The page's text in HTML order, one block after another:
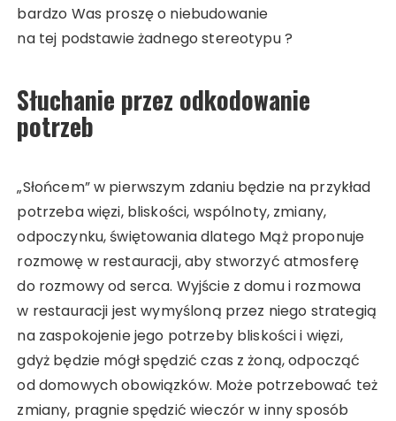
bardzo Was proszę o niebudowanie
na tej podstawie żadnego stereotypu ?
Słuchanie przez odkodowanie
potrzeb
„Słońcem” w pierwszym zdaniu będzie na przykład
potrzeba więzi, bliskości, wspólnoty, zmiany,
odpoczynku, świętowania dlatego Mąż proponuje
rozmowę w restauracji, aby stworzyć atmosferę
do rozmowy od serca. Wyjście z domu i rozmowa
w restauracji jest wymyśloną przez niego strategią
na zaspokojenie jego potrzeby bliskości i więzi,
gdyż będzie mógł spędzić czas z żoną, odpocząć
od domowych obowiązków. Może potrzebować też
zmiany, pragnie spędzić wieczór w inny sposób